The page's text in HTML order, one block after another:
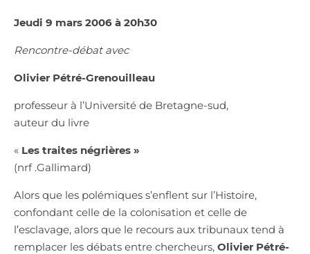
Jeudi 9 mars 2006 à 20h30
Rencontre-débat avec
Olivier Pétré-Grenouilleau
professeur à l’Université de Bretagne-sud,
auteur du livre
« Les traites négrières »
(nrf .Gallimard)
Alors que les polémiques s’enflent sur l’Histoire,
confondant celle de la colonisation et celle de
l’esclavage, alors que le recours aux tribunaux tend à
remplacer les débats entre chercheurs, Olivier Pétré-